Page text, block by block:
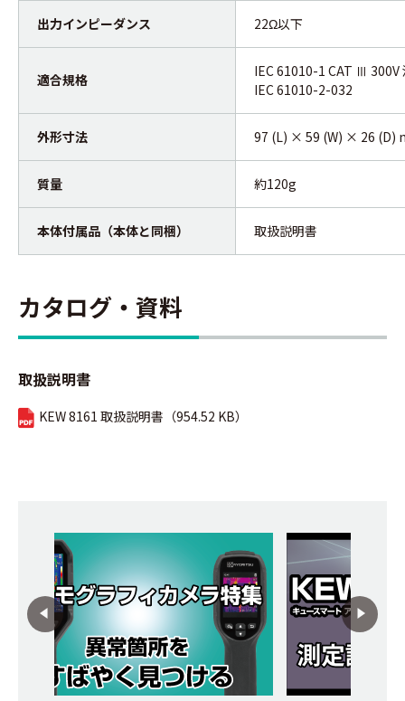
出力インピーダンス 22Ω以下
適合規格
IEC 61010-1 CAT Ⅲ 300V
IEC 61010-2-032
外形寸法 97 (L) × 59 (W) × 26 (D)
質量 約120g
本体付属品（本体と同梱） 取扱説明書
カタログ・資料
取扱説明書
KEW 8161 取扱説明書（954.52 KB）